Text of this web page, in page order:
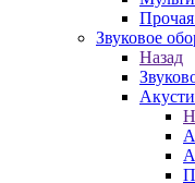
Звуковое
Назад